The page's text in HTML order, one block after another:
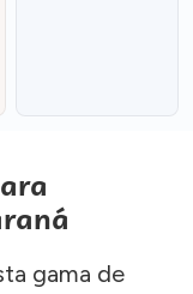
gama de